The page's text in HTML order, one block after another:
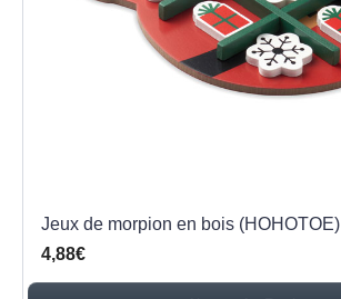
Jeux de morpion en bois (HOHOTOE)
4,88€